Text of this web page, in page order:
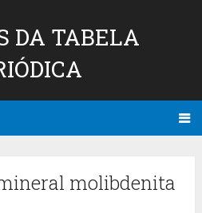
DA TABELA
molibdenita